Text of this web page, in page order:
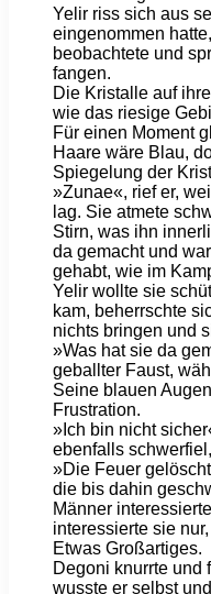
Yelir riss sich aus
eingenommen
beobachtete und
fangen.
Die Kristalle auf
wie das riesige
Für einen Moment
Haare wäre Blau,
Spiegelung der
»Zunae«, rief er,
lag. Sie atmete
Stirn, was ihn
da gemacht und
gehabt, wie im
Yelir wollte sie
kam, beherrschte
nichts bringen und
»Was hat sie da
geballter Faust,
Seine blauen
Frustration.
»Ich bin nicht
ebenfalls
»Die Feuer
die bis dahin
Männer
interessierte sie
Etwas Großartiges.
Degoni knurrte und
wusste er selbst